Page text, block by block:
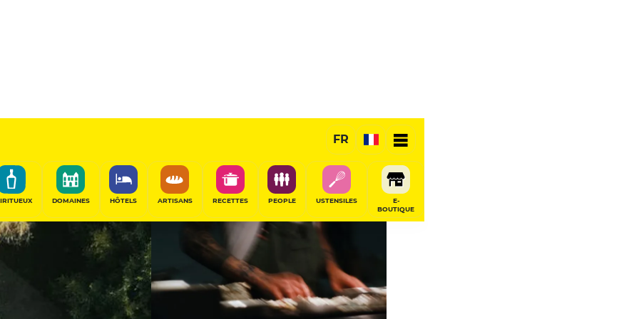
FR
DOMAINES HÔTELS ARTISANS RECETTES PEOPLE USTENSILES
E-
BOUTIQUE
RÉSERVER